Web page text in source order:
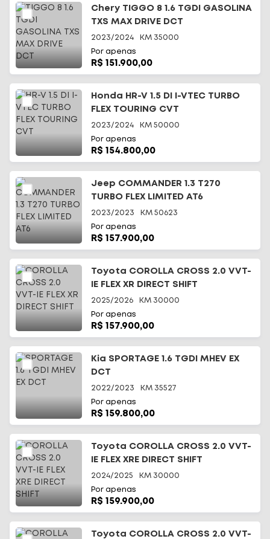
Chery TIGGO 8 1.6 TGDI GASOLINA
TXS MAX DRIVE DCT
2023/2024 KM 35000
Por apenas
R$ 151.900,00
Honda HR-V 1.5 DI I-VTEC TURBO
FLEX TOURING CVT
2023/2024 KM 50000
Por apenas
R$ 154.800,00
Jeep COMMANDER 1.3 T270
TURBO FLEX LIMITED AT6
2023/2023 KM 50623
Por apenas
R$ 157.900,00
Toyota COROLLA CROSS 2.0 VVT-
IE FLEX XR DIRECT SHIFT
2025/2026 KM 30000
Por apenas
R$ 157.900,00
Kia SPORTAGE 1.6 TGDI MHEV EX
DCT
2022/2023 KM 35527
Por apenas
R$ 159.800,00
Toyota COROLLA CROSS 2.0 VVT-
IE FLEX XRE DIRECT SHIFT
2024/2025 KM 30000
Por apenas
R$ 159.900,00
Toyota COROLLA CROSS 2.0 VVT-